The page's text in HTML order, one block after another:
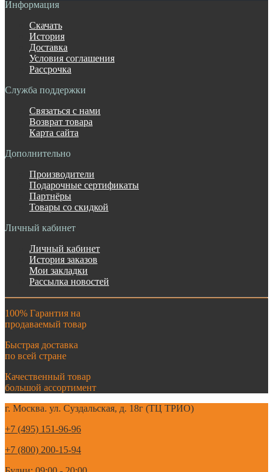
Информация
Скачать
История
Доставка
Условия соглашения
Рассрочка
Служба поддержки
Связаться с нами
Возврат товара
Карта сайта
Дополнительно
Производители
Подарочные сертификаты
Партнёры
Товары со скидкой
Личный кабинет
Личный кабинет
История заказов
Мои закладки
Рассылка новостей
100% Гарантия на
продаваемый товар
Быстрая доставка
по всей стране
Качественный товар
большой ассортимент
г. Москва. ул. Суздальская, д. 18г (ТЦ ТРИО)
+7 (495) 151-96-96
+7 (800) 200-15-94